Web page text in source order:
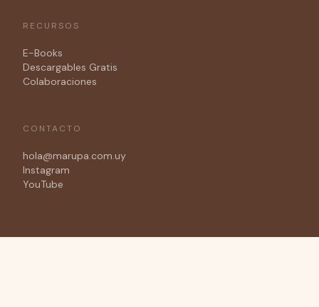
RECURSOS
E-Books
Descargables Gratis
Colaboraciones
CONTACTO
hola@marupa.com.uy
Instagram
YouTube